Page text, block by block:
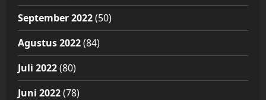
September 2022(50)
Agustus 2022(84)
Juli 2022(80)
Juni 2022(78)